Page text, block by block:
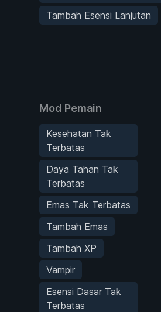
Tambah Esensi Lanjutan
Mod Pemain
Kesehatan Tak
Terbatas
Daya Tahan Tak
Terbatas
Emas Tak Terbatas
Tambah Emas
Tambah XP
Vampir
Esensi Dasar Tak
Terbatas